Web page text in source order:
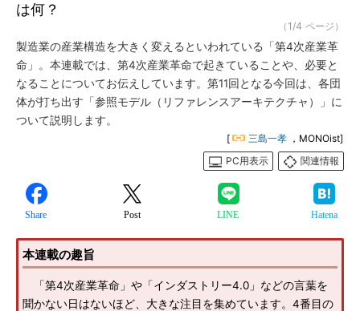
は何？
（1/4 ページ）
製造業の産業構造を大きく変えるといわれている「第4次産業革
命」。本連載では、第4次産業革命で起きていることや、必要と
なることについてお伝えしています。第11回となる今回は、各団
体が打ち出す「参照モデル（リファレンスアーキテクチャ）」に
ついて説明します。
[ 三島一孝 ，MONOist]
PC用表示
関連情報
Share Post LINE Hatena
本連載の趣旨
「第4次産業革命」や「インダストリー4.0」などの言葉を
聞かない日はないほど、大きな注目を集めています。4番目の